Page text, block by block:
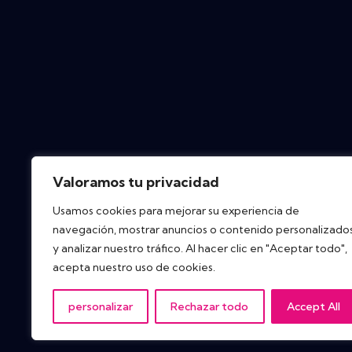
Valoramos tu privacidad
Usamos cookies para mejorar su experiencia de
navegación, mostrar anuncios o contenido
y analizar nuestro tráfico. Al hacer clic en "Aceptar todo",
acepta nuestro uso de cookies.
personalizar Rechazar todo Accept All